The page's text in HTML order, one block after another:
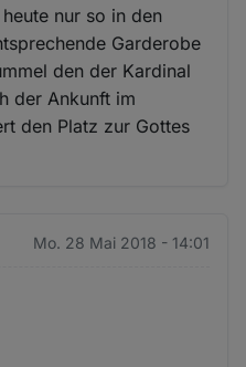
nur so in den
Garderobe
den der Kardinal
der Ankunft im
den Platz zur Gottes
Mo. 28 Mai 2018 - 14:01